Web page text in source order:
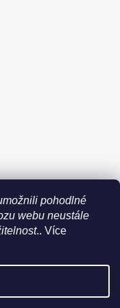
pohodlné
webu neustále
.. Více
na prodejně. Při